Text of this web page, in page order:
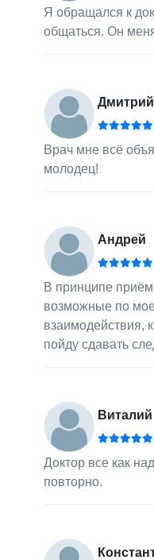
Я обращался к
общаться. Он
Дмитрий
Врач мне всё
молодец!
Андрей
В принципе
возможные по
взаимодействия,
пойду сдавать
Виталий
Доктор все как
повторно.